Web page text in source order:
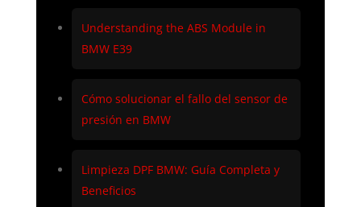
Understanding the ABS Module in
BMW E39
Cómo solucionar el fallo del sensor de
presión en BMW
Limpieza DPF BMW: Guía Completa y
Beneficios